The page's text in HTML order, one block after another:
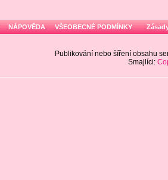
NÁPOVĚDA VŠEOBECNÉ PODMÍNKY
Publikování nebo šíření obsahu
Smajlíci: